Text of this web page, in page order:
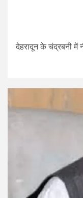
देहरादून के चंद्रबनी में